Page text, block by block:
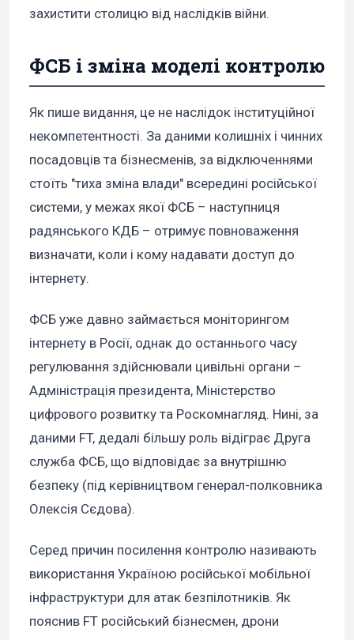
захистити столицю від наслідків війни.
ФСБ і зміна моделі контролю
Як пише видання, це не наслідок інституційної
некомпетентності. За даними колишніх і чинних
посадовців та бізнесменів, за відключеннями
стоїть "тиха зміна влади" всередині російської
системи, у межах якої ФСБ – наступниця
радянського КДБ – отримує повноваження
визначати, коли і кому надавати доступ до
інтернету.
ФСБ уже давно займається моніторингом
інтернету в Росії, однак до останнього часу
регулювання здійснювали цивільні органи –
Адміністрація президента, Міністерство
цифрового розвитку та Роскомнагляд. Нині, за
даними FT, дедалі більшу роль відіграє Друга
служба ФСБ, що відповідає за внутрішню
безпеку (під керівництвом генерал-полковника
Олексія Сєдова).
Серед причин посилення контролю називають
використання Україною російської мобільної
інфраструктури для атак безпілотників. Як
пояснив FT російський бізнесмен, дрони